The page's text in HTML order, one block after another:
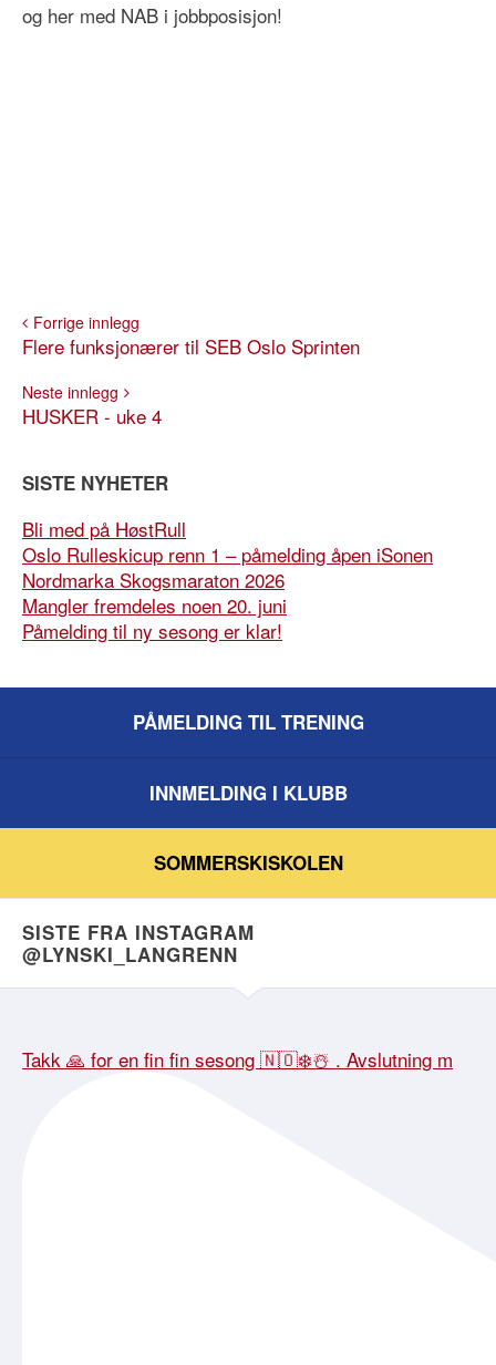
og her med NAB i jobbposisjon!
Forrige innlegg
Flere funksjonærer til SEB Oslo Sprinten
Neste innlegg
HUSKER - uke 4
SISTE NYHETER
Bli med på HøstRull
Oslo Rulleskicup renn 1 – påmelding åpen iSonen
Nordmarka Skogsmaraton 2026
Mangler fremdeles noen 20. juni
Påmelding til ny sesong er klar!
PÅMELDING TIL TRENING
INNMELDING I KLUBB
SOMMERSKISKOLEN
SISTE FRA INSTAGRAM
@LYNSKI_LANGRENN
Takk 🙏 for en fin fin sesong 🇳🇴❄️☃️ . Avslutning m